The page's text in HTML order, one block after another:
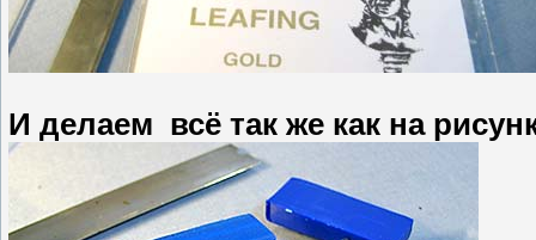
И делаем всё так же как на